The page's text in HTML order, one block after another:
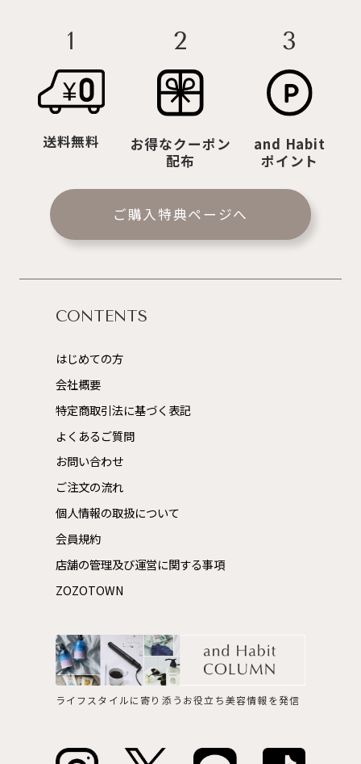
1
送料無料
2
お得なクーポン
配布
3
and Habit
ポイント
ご購入特典ページへ
CONTENTS
はじめての方
会社概要
特定商取引法に基づく表記
よくあるご質問
お問い合わせ
ご注文の流れ
個人情報の取扱について
会員規約
店舗の管理及び運営に関する事項
ZOZOTOWN
ライフスタイルに寄り添うお役立ち美容情報を発信